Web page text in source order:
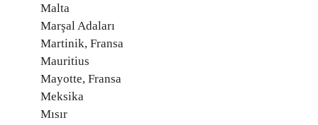
Malta
Marşal Adaları
Martinik, Fransa
Mauritius
Mayotte, Fransa
Meksika
Mısır